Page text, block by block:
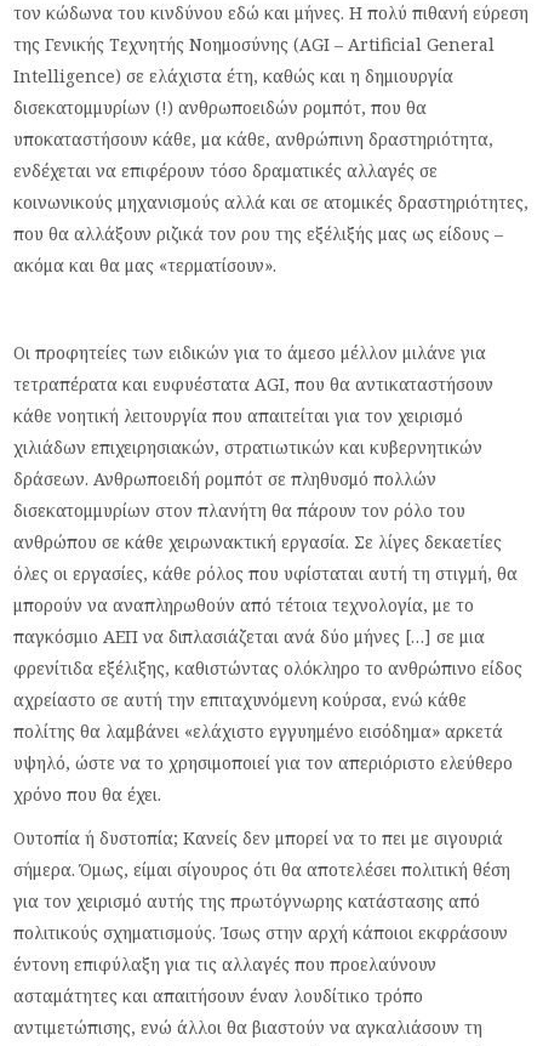
τον κώδωνα του κινδύνου εδώ και μήνες. Η πολύ πιθανή εύρεση
της Γενικής Τεχνητής Νοημοσύνης (AGI – Artificial General
Intelligence) σε ελάχιστα έτη, καθώς και η δημιουργία
δισεκατομμυρίων (!) ανθρωποειδών ρομπότ, που θα
υποκαταστήσουν κάθε, μα κάθε, ανθρώπινη δραστηριότητα,
ενδέχεται να επιφέρουν τόσο δραματικές αλλαγές σε
κοινωνικούς μηχανισμούς αλλά και σε ατομικές δραστηριότητες,
που θα αλλάξουν ριζικά τον ρου της εξέλιξής μας ως είδους –
ακόμα και θα μας «τερματίσουν».
Οι προφητείες των ειδικών για το άμεσο μέλλον μιλάνε για
τετραπέρατα και ευφυέστατα AGI, που θα αντικαταστήσουν
κάθε νοητική λειτουργία που απαιτείται για τον χειρισμό
χιλιάδων επιχειρησιακών, στρατιωτικών και κυβερνητικών
δράσεων. Ανθρωποειδή ρομπότ σε πληθυσμό πολλών
δισεκατομμυρίων στον πλανήτη θα πάρουν τον ρόλο του
ανθρώπου σε κάθε χειρωνακτική εργασία. Σε λίγες δεκαετίες
όλες οι εργασίες, κάθε ρόλος που υφίσταται αυτή τη στιγμή, θα
μπορούν να αναπληρωθούν από τέτοια τεχνολογία, με το
παγκόσμιο ΑΕΠ να διπλασιάζεται ανά δύο μήνες […] σε μια
φρενίτιδα εξέλιξης, καθιστώντας ολόκληρο το ανθρώπινο είδος
αχρείαστο σε αυτή την επιταχυνόμενη κούρσα, ενώ κάθε
πολίτης θα λαμβάνει «ελάχιστο εγγυημένο εισόδημα» αρκετά
υψηλό, ώστε να το χρησιμοποιεί για τον απεριόριστο ελεύθερο
χρόνο που θα έχει.
Ουτοπία ή δυστοπία; Κανείς δεν μπορεί να το πει με σιγουριά
σήμερα. Όμως, είμαι σίγουρος ότι θα αποτελέσει πολιτική θέση
για τον χειρισμό αυτής της πρωτόγνωρης κατάστασης από
πολιτικούς σχηματισμούς. Ίσως στην αρχή κάποιοι εκφράσουν
έντονη επιφύλαξη για τις αλλαγές που προελαύνουν
ασταμάτητες και απαιτήσουν έναν λουδίτικο τρόπο
αντιμετώπισης, ενώ άλλοι θα βιαστούν να αγκαλιάσουν τη